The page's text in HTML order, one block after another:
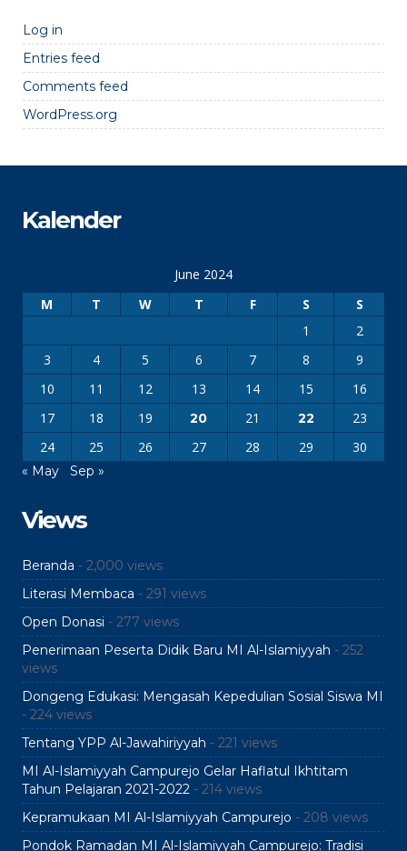
Log in
Entries feed
Comments feed
WordPress.org
Kalender
June 2024
M
T W T F S
S
1
2
3
4 5 6 7 8
9
10
11 12 13 14 15
16
17
18 19 20 21 22
23
24
25 26 27 28 29 30
« May Sep »
Views
Beranda - 2,000 views
Literasi Membaca - 291 views
Open Donasi - 277 views
Penerimaan Peserta Didik Baru MI Al-Islamiyyah - 252
views
Dongeng Edukasi: Mengasah Kepedulian Sosial Siswa MI
- 224 views
Tentang YPP Al-Jawahiriyyah - 221 views
MI Al-Islamiyyah Campurejo Gelar Haflatul Ikhtitam
Tahun Pelajaran 2021-2022 - 214 views
Kepramukaan MI Al-Islamiyyah Campurejo - 208 views
Pondok Ramadan MI Al-Islamiyyah Campurejo: Tradisi